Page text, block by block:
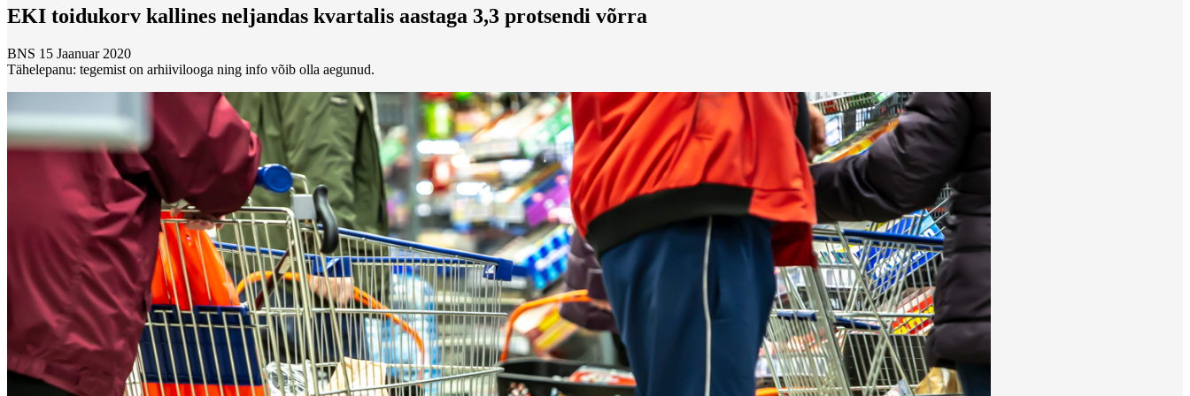
EKI toidukorv kallines neljandas kvartalis aastaga 3,3 protsendi võrra
BNS 15 Jaanuar 2020
Tähelepanu: tegemist on arhiivilooga ning info võib olla aegunud.